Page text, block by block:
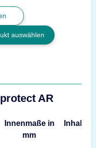
auswählen
AR
Innenmaße in
mm
Inhalt